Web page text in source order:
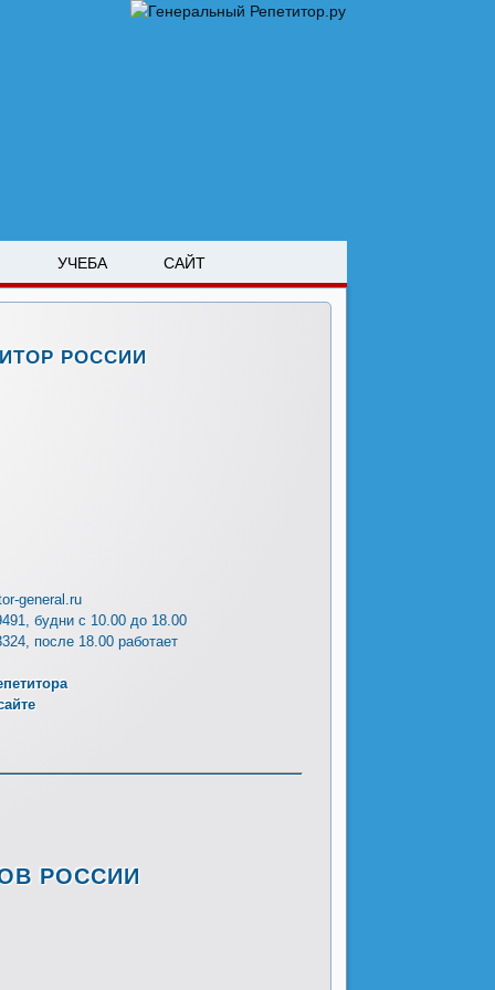
УЧЕБА САЙТ
РОССИИ
general.ru
будни с 10.00 до 18.00
после 18.00 работает
РОССИИ